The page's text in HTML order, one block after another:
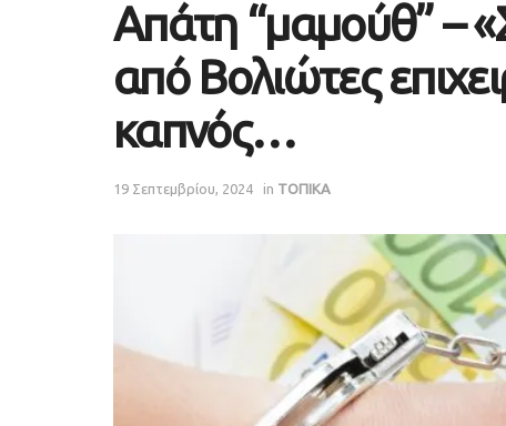
Απάτη “μαμούθ” –
από Βολιώτες
καπνός…
19 Σεπτεμβρίου, 2024 in ΤΟΠΙΚΑ